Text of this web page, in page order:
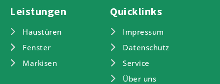
Leistungen
Haustüren
Fenster
Markisen
Quicklinks
Impressum
Datenschutz
Service
Über uns